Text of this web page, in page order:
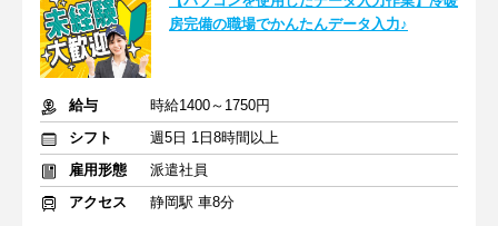
房完備の職場でかんたんデータ入力♪
給与
時給1400～1750円
シフト
週5日 1日8時間以上
雇用形態
派遣社員
アクセス
静岡駅 車8分